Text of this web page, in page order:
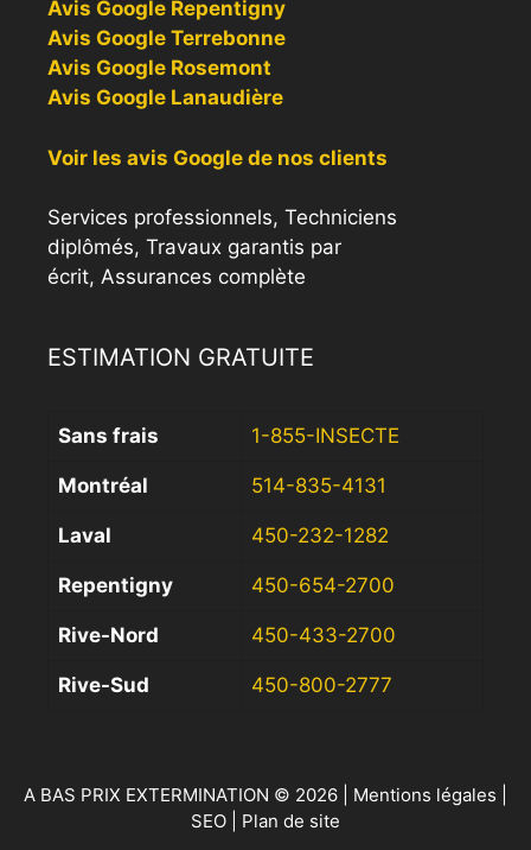
Avis Google Repentigny
Avis Google Terrebonne
Avis Google Rosemont
Avis Google Lanaudière
Voir les avis Google de nos clients
Services professionnels, Techniciens
diplômés, Travaux garantis par
écrit, Assurances complète
ESTIMATION GRATUITE
Sans frais 1-855-INSECTE
Montréal 514-835-4131
Laval 450-232-1282
Repentigny 450-654-2700
Rive-Nord 450-433-2700
Rive-Sud 450-800-2777
A BAS PRIX EXTERMINATION © 2026 | Mentions légales
SEO
Plan de site